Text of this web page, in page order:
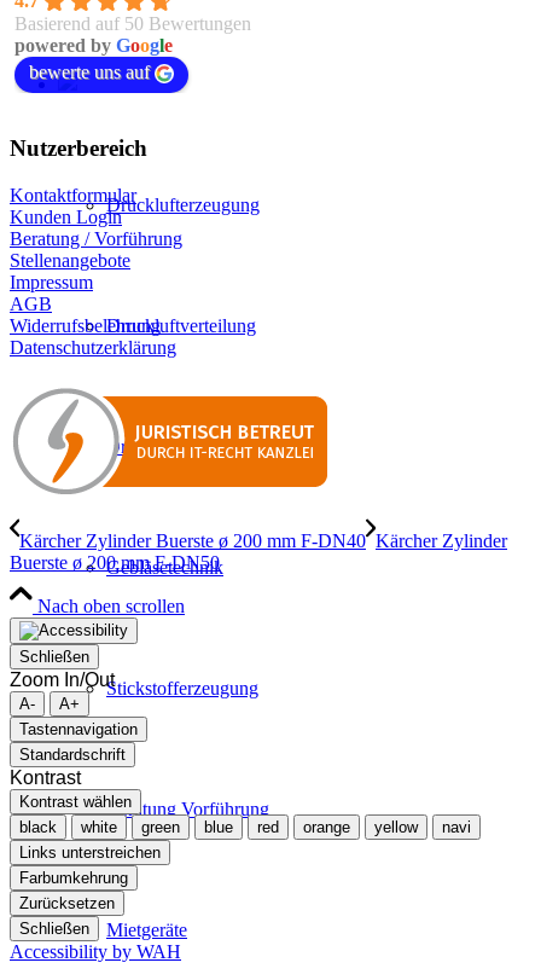
Drucklufterzeugung
Druckluftverteilung
Druckluftaufbereitung
Gebläsetechnik
Stickstofferzeugung
Beratung Vorführung
Mietgeräte
Basierend auf 50 Bewertungen
powered by Google
bewerte uns auf
Nutzerbereich
Kontaktformular
Kunden Login
Beratung / Vorführung
Stellenangebote
Impressum
AGB
Widerrufsbelehrung
Datenschutzerklärung
Kärcher Zylinder Buerste ø 200 mm F-DN40 Kärcher Zylinder
Buerste ø 200 mm F-DN50
Nach oben scrollen
Schließen
Zoom In/Out
A-
A+
Tastennavigation
Standardschrift
Kontrast
Kontrast wählen
black
white green blue red orange yellow
navi
Links unterstreichen
Farbumkehrung
Zurücksetzen
Schließen
Accessibility by WAH